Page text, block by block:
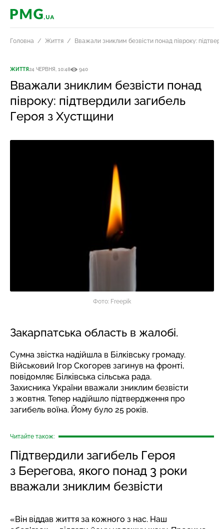
PMG.ua
Головна Життя Вважали зниклим безвісти понад півроку:
ЖИТТЯ24 ЧЕРВНЯ, 10:48 940
Вважали зниклим безвісти понад
півроку: підтвердили загибель
Героя з Хустщини
Фото: Freepik
Закарпатська область в жалобі.
Сумна звістка надійшла в Білківську громаду.
Військовий Ігор Скогорев загинув на фронті,
повідомляє Білківська сільська рада.
Захисника України вважали зниклим безвісти
з жовтня. Тепер надійшло підтвердження про
загибель воїна. Йому було 25 років.
Читайте також:
Підтвердили загибель Героя
з Берегова, якого понад 3 роки
вважали зниклим безвісти
«Він віддав життя за кожного з нас. Наш